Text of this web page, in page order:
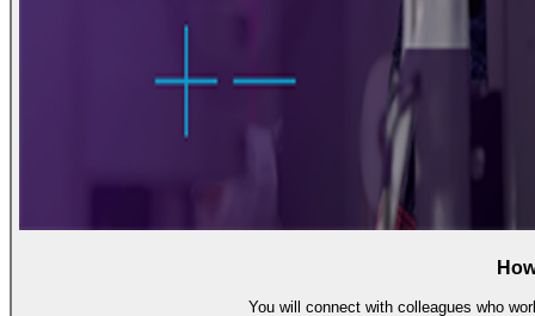
You will connect with colleagues who